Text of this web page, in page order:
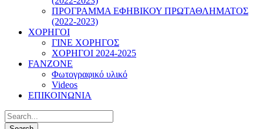
ΠΡΟΓΡΑΜΜΑ ΕΦΗΒΙΚΟΥ ΠΡΩΤΑΘΛΗΜΑΤΟΣ
(2022-2023)
ΧΟΡΗΓΟΙ
ΓΙΝΕ ΧΟΡΗΓΟΣ
ΧΟΡΗΓΟΙ 2024-2025
FANZONE
Φωτογραφικό υλικό
Videos
ΕΠΙΚΟΙΝΩΝΙΑ